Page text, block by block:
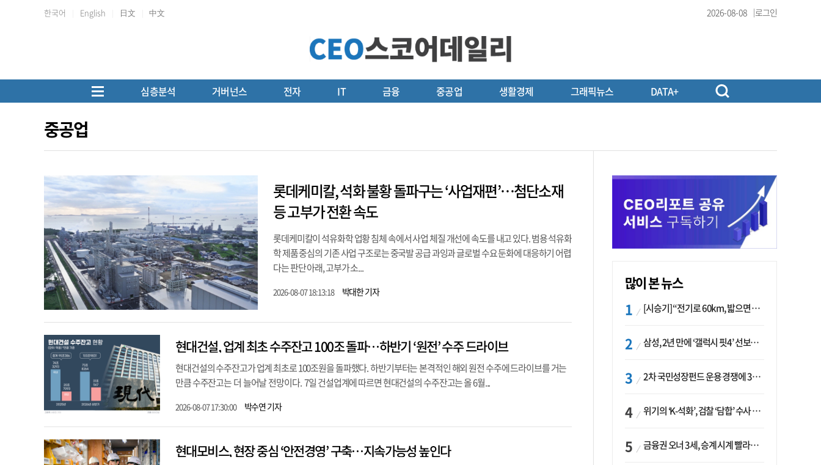
한국어 English 日文 中文 2026-08-08 로그인
심층분석 거버넌스 전자 IT 금융 중공업 생활경제 그래픽뉴스 DATA+
중공업
롯데케미칼, 석화 불황 돌파구는 ‘사업재편’…첨단소재
등 고부가 전환 속도
롯데케미칼이 석유화학 업황 침체 속에서 사업 체질 개선에 속도를 내고 있다. 범용 석유화
학 제품 중심의 기존 사업 구조로는 중국발 공급 과잉과 글로벌 수요 둔화에 대응하기 어렵
다는 판단 아래, 고부가 소...
2026-08-07 18:13:18 박대한 기자
현대건설, 업계 최초 수주잔고 100조 돌파…하반기 ‘원전’ 수주 드라이브
현대건설의 수주잔고가 업계 최초로 100조원을 돌파했다. 하반기부터는 본격적인 해외 원전 수주에 드라이브를 거는
만큼 수주잔고는 더 늘어날 전망이다. 7일 건설업계에 따르면 현대건설의 수주잔고는 올 6월...
2026-08-07 17:30:00 박수연 기자
현대모비스, 현장 중심 ‘안전경영’ 구축…지속가능성 높인다
많이 본 뉴스
[시승기] “전기로 60km, 밟으면 462마력”…볼보 XC60 T8의 두 얼굴
삼성, 2년 만에 ‘갤럭시 핏4’ 선보이나…웨어러블 생태계 확장 ‘시동’
2차 국민성장펀드 운용 경쟁에 33개사 몰렸다…신한·하나 등 새 얼굴 대거 합류
위기의 ‘K-석화’, 검찰 ‘담합’ 수사 착수…“LG·한화·롯데 등 7개 업체, 8개 제품 가격 담합”
금융권 오너 3세, 승계 시계 빨라지나…한국투자 ‘속도’·미래에셋·메리츠는 ‘거리두기’